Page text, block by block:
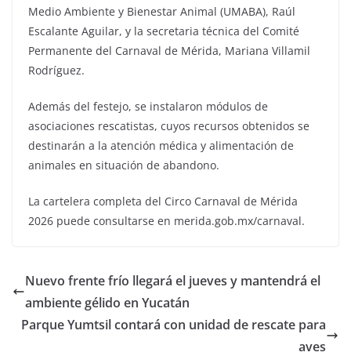
Medio Ambiente y Bienestar Animal (UMABA), Raúl
Escalante Aguilar, y la secretaria técnica del Comité
Permanente del Carnaval de Mérida, Mariana Villamil
Rodríguez.
Además del festejo, se instalaron módulos de
asociaciones rescatistas, cuyos recursos obtenidos se
destinarán a la atención médica y alimentación de
animales en situación de abandono.
La cartelera completa del Circo Carnaval de Mérida
2026 puede consultarse en merida.gob.mx/carnaval.
Nuevo frente frío llegará el jueves y mantendrá el
ambiente gélido en Yucatán
Parque Yumtsil contará con unidad de rescate para
aves